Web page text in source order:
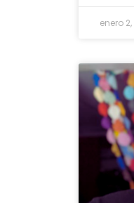
enero